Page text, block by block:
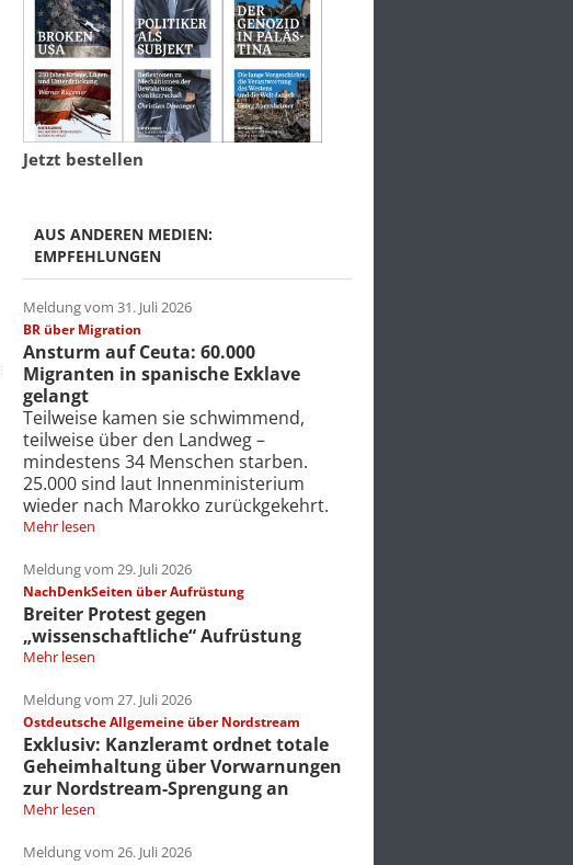
Jetzt bestellen
AUS ANDEREN MEDIEN:
EMPFEHLUNGEN
Meldung vom 31. Juli 2026
BR über Migration
Ansturm auf Ceuta: 60.000
Migranten in spanische Exklave
gelangt
Teilweise kamen sie schwimmend,
teilweise über den Landweg –
mindestens 34 Menschen starben.
25.000 sind laut Innenministerium
wieder nach Marokko zurückgekehrt.
Mehr lesen
Meldung vom 29. Juli 2026
NachDenkSeiten über Aufrüstung
Breiter Protest gegen
„wissenschaftliche“ Aufrüstung
Mehr lesen
Meldung vom 27. Juli 2026
Ostdeutsche Allgemeine über Nordstream
Exklusiv: Kanzleramt ordnet totale
Geheimhaltung über Vorwarnungen
zur Nordstream-Sprengung an
Mehr lesen
Meldung vom 26. Juli 2026